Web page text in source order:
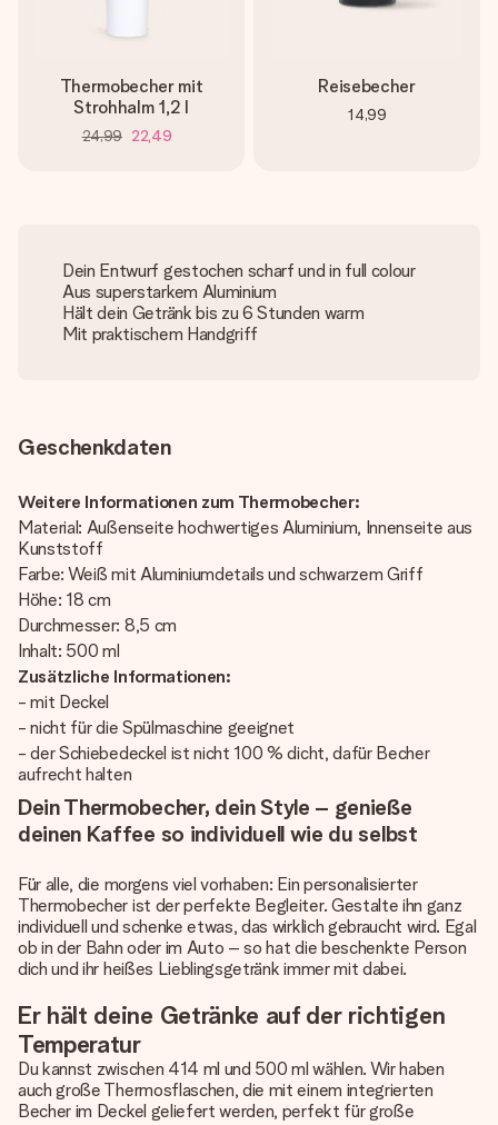
Thermobecher mit
Strohhalm 1,2 l
24,99 22,49
Reisebecher
14,99
Dein Entwurf gestochen scharf und in full colour
Aus superstarkem Aluminium
Hält dein Getränk bis zu 6 Stunden warm
Mit praktischem Handgriff
Geschenkdaten
Weitere Informationen zum Thermobecher:
Material: Außenseite hochwertiges Aluminium, Innenseite aus
Kunststoff
Farbe: Weiß mit Aluminiumdetails und schwarzem Griff
Höhe: 18 cm
Durchmesser: 8,5 cm
Inhalt: 500 ml
Zusätzliche Informationen:
- mit Deckel
- nicht für die Spülmaschine geeignet
- der Schiebedeckel ist nicht 100 % dicht, dafür Becher
aufrecht halten
Dein Thermobecher, dein Style – genieße
deinen Kaffee so individuell wie du selbst
Für alle, die morgens viel vorhaben: Ein personalisierter
Thermobecher ist der perfekte Begleiter. Gestalte ihn ganz
individuell und schenke etwas, das wirklich gebraucht wird. Egal
ob in der Bahn oder im Auto – so hat die beschenkte Person
dich und ihr heißes Lieblingsgetränk immer mit dabei.
Er hält deine Getränke auf der richtigen
Temperatur
Du kannst zwischen 414 ml und 500 ml wählen. Wir haben
auch große Thermosflaschen, die mit einem integrierten
Becher im Deckel geliefert werden, perfekt für große